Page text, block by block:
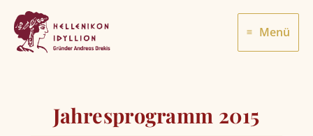
Inhalt
springen
Menü
Jahresprogramm 2015